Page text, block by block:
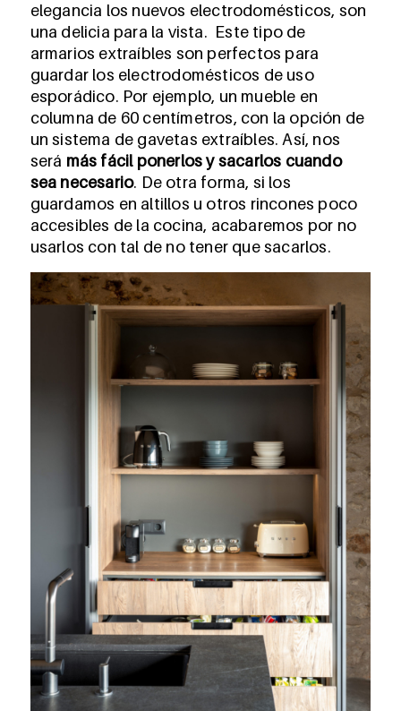
elegancia los nuevos electrodomésticos, son
una delicia para la vista. Este tipo de
armarios extraíbles son perfectos para
guardar los electrodomésticos de uso
esporádico. Por ejemplo, un mueble en
columna de 60 centímetros, con la opción de
un sistema de gavetas extraíbles. Así, nos
será más fácil ponerlos y sacarlos cuando
sea necesario. De otra forma, si los
guardamos en altillos u otros rincones poco
accesibles de la cocina, acabaremos por no
usarlos con tal de no tener que sacarlos.